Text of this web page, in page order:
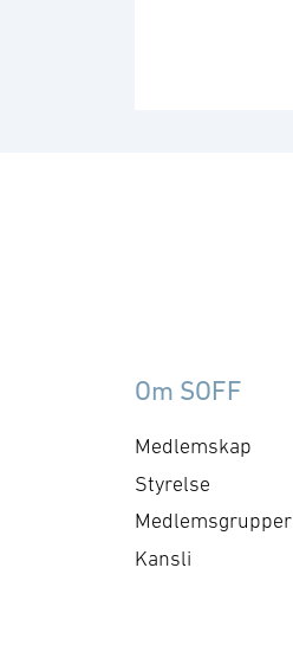
Om SOFF
Medlemskap
Styrelse
Medlemsgrupper
Kansli